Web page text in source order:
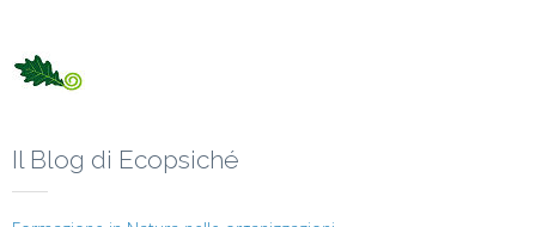
Il Blog di Ecopsiché